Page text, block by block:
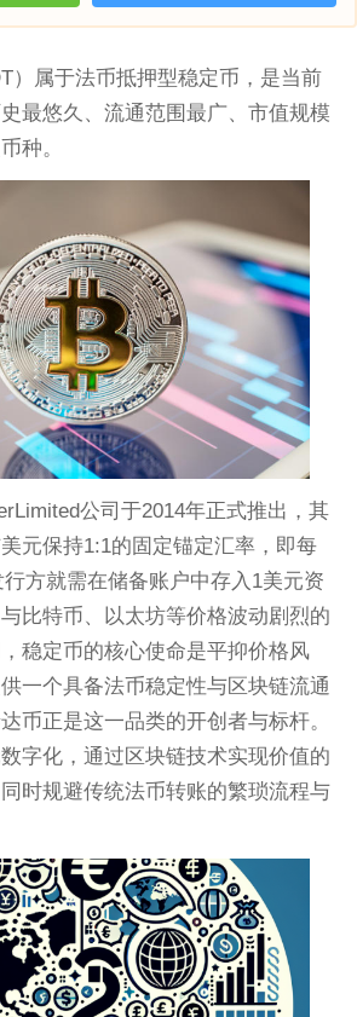
）属于法币抵押型稳定币，是当前
最悠久、流通范围最广、市值规模
种。
公司于2014年正式推出，其
元保持1:1的固定锚定汇率，即每
方就需在储备账户中存入1美元资
比特币、以太坊等价格波动剧烈的
稳定币的核心使命是平抑价格风
一个具备法币稳定性与区块链流通
币正是这一品类的开创者与标杆。
字化，通过区块链技术实现价值的
时规避传统法币转账的繁琐流程与